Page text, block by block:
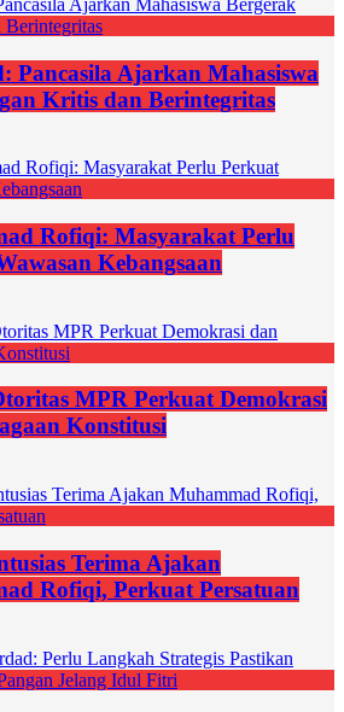
Pancasila Ajarkan Mahasiswa
Kritis dan Berintegritas
Rofiqi: Masyarakat Perlu
Kebangsaan
MPR Perkuat Demokrasi
Konstitusi
Terima Ajakan
Rofiqi, Perkuat Persatuan